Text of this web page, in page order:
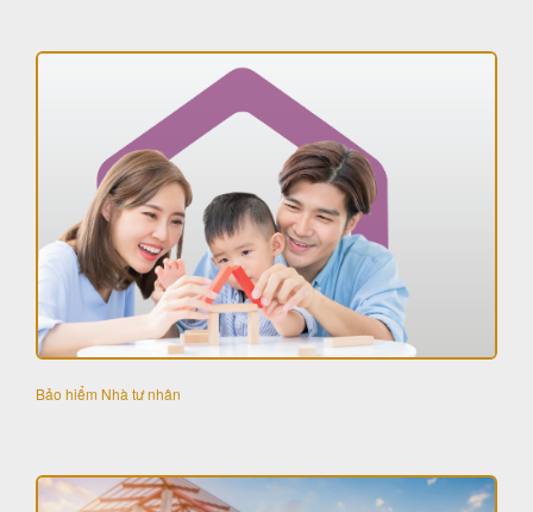
Bảo hiểm Nhà tư nhân